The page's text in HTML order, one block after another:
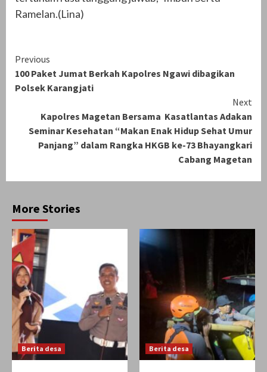
Ramelan.(Lina)
Continue
Reading
Previous
100 Paket Jumat Berkah Kapolres Ngawi dibagikan
Polsek Karangjati
Next
Kapolres Magetan Bersama Kasatlantas Adakan
Seminar Kesehatan “Makan Enak Hidup Sehat Umur
Panjang” dalam Rangka HKGB ke-73 Bhayangkari
Cabang Magetan
More Stories
Berita desa Berita desa